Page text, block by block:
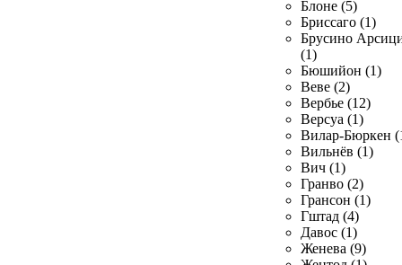
Блоне (5)
Бриссаго (1)
Брусино
(1)
Бюшийон (1)
Веве (2)
Вербье (12)
Версуа (1)
Вилар-Бюркен
Вильнёв (1)
Вич (1)
Гранво (2)
Грансон (1)
Гштад (4)
Давос (1)
Женева (9)